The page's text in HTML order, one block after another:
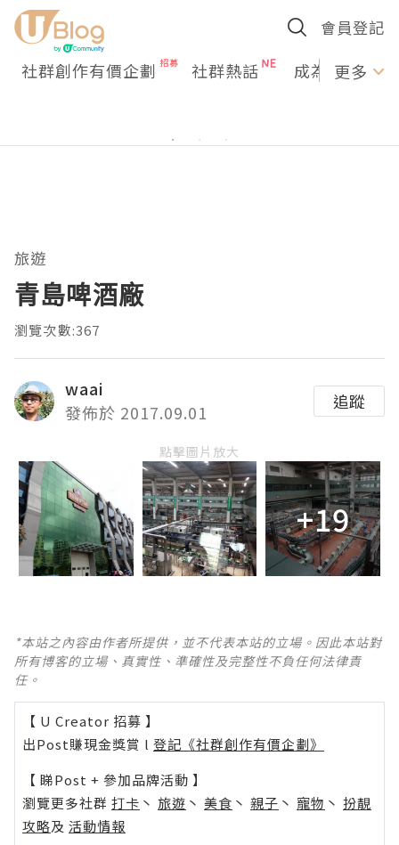
會員登記
社群創作有價企劃 社群熱話 成為U更多
旅遊
青島啤酒廠
瀏覽次數:367
waai
發佈於 2017.09.01
追蹤
點擊圖片放大
+19
*本站之內容由作者所提供，並不代表本站的立場。因此本站對
所有博客的立場、真實性、準確性及完整性不負任何法律責
任。
【 U Creator 招募 】
出Post賺現金獎賞 l 登記《社群創作有價企劃》
【 睇Post + 參加品牌活動 】
瀏覽更多社群 打卡 丶 旅遊 丶 美食 丶 親子 丶 寵物 丶 扮靚
攻略及 活動情報